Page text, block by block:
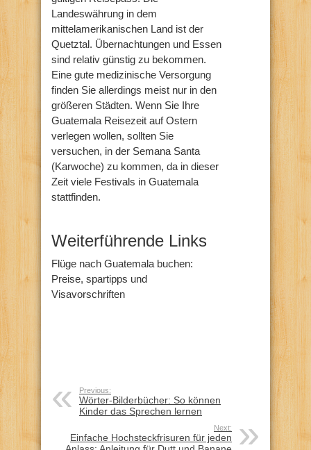
Landeswährung in dem
mittelamerikanischen Land ist der
Quetztal. Übernachtungen und Essen
sind relativ günstig zu bekommen.
Eine gute medizinische Versorgung
finden Sie allerdings meist nur in den
größeren Städten. Wenn Sie Ihre
Guatemala Reisezeit auf Ostern
verlegen wollen, sollten Sie
versuchen, in der Semana Santa
(Karwoche) zu kommen, da in dieser
Zeit viele Festivals in Guatemala
stattfinden.
Weiterführende Links
Flüge nach Guatemala buchen:
Preise, spartipps und
Visavorschriften
Previous:
Wörter-Bilderbücher: So können
Kinder das Sprechen lernen
Next:
Einfache Hochsteckfrisuren für jeden